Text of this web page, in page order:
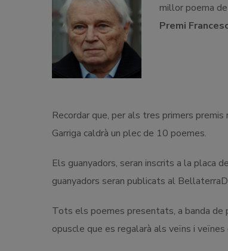
millor poema
Premi
Recordar que, per als tres primers
Garriga caldrà un plec de 10 poemes.
Els guanyadors, seran inscrits a la placa
guanyadors seran publicats al
Tots els poemes presentats, a banda de
opuscle que es regalarà als veïns i